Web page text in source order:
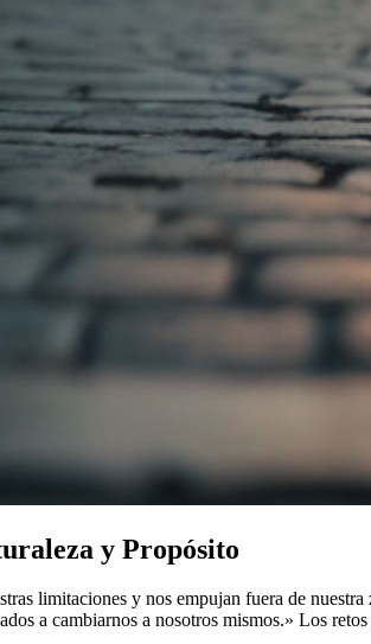
y Propósito
limitaciones y nos empujan fuera de
a cambiarnos a nosotros mismos.» Los